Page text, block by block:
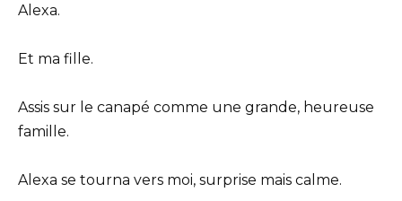
Alexa.
Et ma fille.
Assis sur le canapé comme une grande, heureuse
famille.
Alexa se tourna vers moi, surprise mais calme.